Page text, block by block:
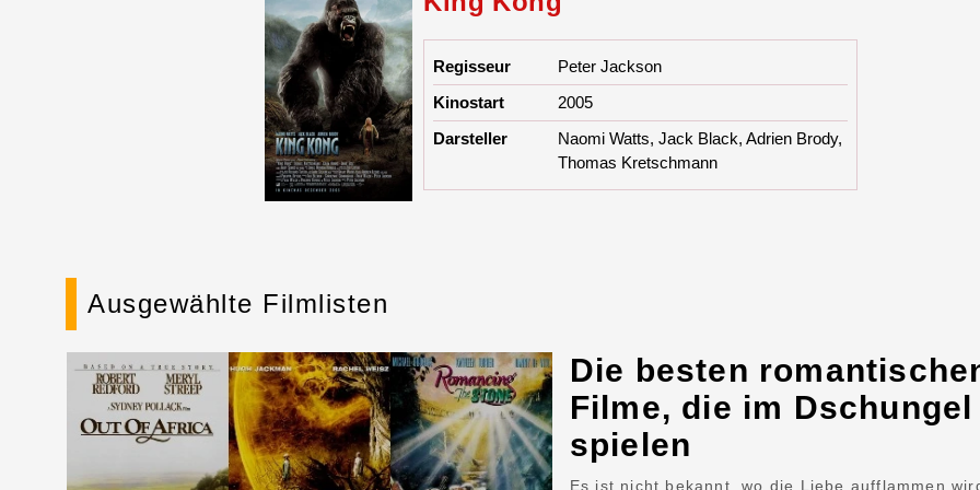
Regisseur
Peter Jackson
Kinostart
2005
Darsteller
Naomi Watts, Jack Black, Adrien Brody,
Thomas Kretschmann
Ausgewählte Filmlisten
Die besten
Filme, die im Dschungel
spielen
Es ist nicht bekannt, wo die Liebe aufflammen